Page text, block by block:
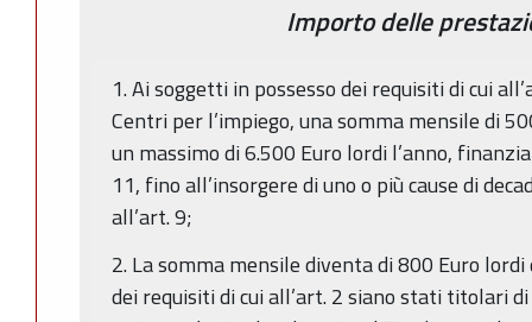
Importo delle
1. Ai soggetti in possesso dei requisiti di cui
Centri per l’impiego, una somma mensile di
un massimo di 6.500 Euro lordi l’anno,
11, fino all’insorgere di uno o più cause di
all’art. 9;
2. La somma mensile diventa di 800 Euro
dei requisiti di cui all’art. 2 siano stati titolari